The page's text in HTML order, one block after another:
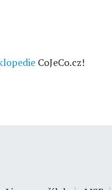
CoJeCo.cz!